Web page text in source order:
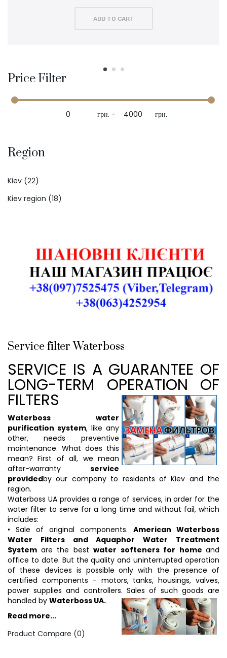
Price Filter
грн. - грн.
Region
Kiev (22)
Kiev region (18)
Service filter Waterboss
SERVICE IS A GUARANTEE OF
LONG-TERM OPERATION OF
FILTERS
Waterboss water
purification system, like any
other, needs preventive
maintenance. What does this
mean? First of all, we mean
after-warranty service
providedby our company to residents of Kiev and the
region.
Waterboss UA provides a range of services, in order for the
water filter to serve for a long time and without fail, which
includes:
• Sale of original components. American Waterboss
Water Filters and Aquaphor Water Treatment
System are the best water softeners for home and
office to date. But the quality and uninterrupted operation
of these devices is possible only with the presence of
certified components - motors, tanks, housings, valves,
power supplies and controllers. Sales of such goods are
handled by Waterboss UA.
Read more...
Product Compare (0)